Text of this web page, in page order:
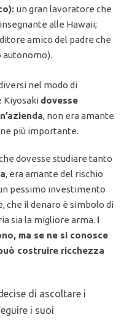
un gran lavoratore che
alle Hawaii;
amico del padre che
autonomo).
nel modo di
Kiyosaki dovesse
, non era amante
più importante.
dovesse studiare tanto
, era amante del rischio
pessimo investimento
che il denaro è simbolo di
sia la migliore arma. i
ma se ne si conosce
costruire ricchezza
di ascoltare i
i suoi